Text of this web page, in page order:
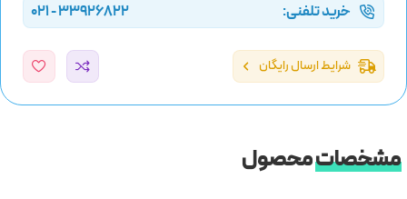
خرید تلفنی: 33926822 - 021
شرایط ارسال رایگان
مشخصاتمحصول